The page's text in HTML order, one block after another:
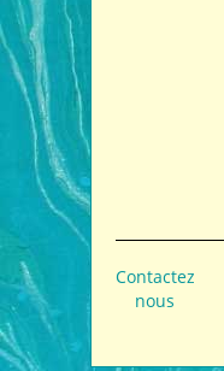
Contactez
nous